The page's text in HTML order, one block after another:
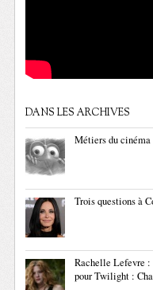
DANS LES ARCHIVES
Métiers du
Trois questions à
Rachelle Lefevre :
pour Twilight :